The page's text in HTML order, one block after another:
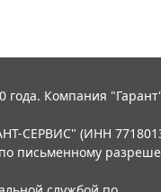
Компания
СЕРВИС" (ИНН
письменному